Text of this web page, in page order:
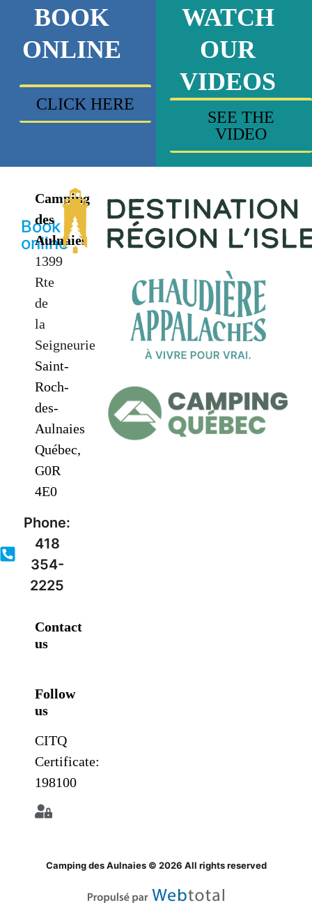
BOOK
ONLINE
CLICK HERE
WATCH
OUR
VIDEOS
SEE THE
VIDEO
Book
online
Camping
des
Aulnaies
1399
Rte
de
la
Seigneurie
Saint-
Roch-
des-
Aulnaies
Québec,
G0R
4E0
Phone:
418
354-
2225
Contact
us
Follow
us
CITQ
Certificate:
198100
Camping des Aulnaies © 2026 All rights reserved